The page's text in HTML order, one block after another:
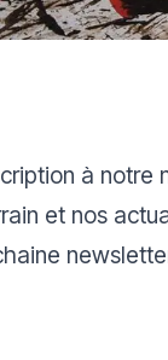
à notre
et nos